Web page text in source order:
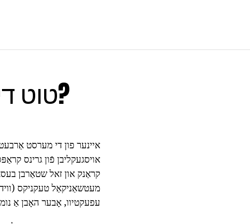
טוט די שוואַרץ פילם פון די ווידז?
איינער פון די מערסט
אויסגעקליבן פֿון גרינס
קראַנק און זאל שטאַרבן
מעטשאַניקאַל טעקניקס
עפעקטיוו, אָבער האָבן אַ